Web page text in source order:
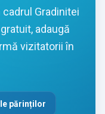
Gradinitei
adaugă
vizitatorii în
părinților